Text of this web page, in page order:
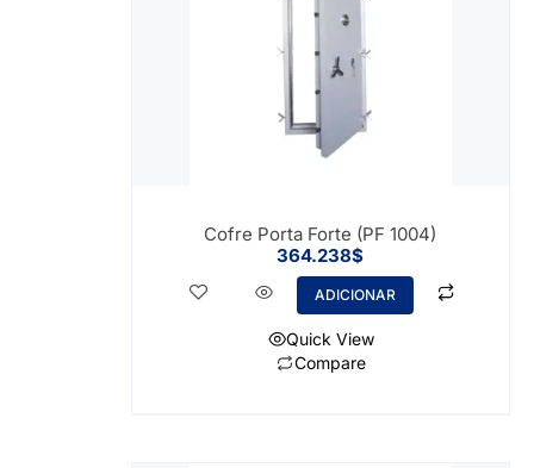
Cofre Porta Forte (PF 1004)
364.238$
ADICIONAR
Quick View
Compare